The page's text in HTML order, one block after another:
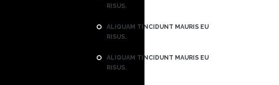
RISUS.
ALIQUAM TINCIDUNT MAURIS EU
RISUS.
ALIQUAM TINCIDUNT MAURIS EU
RISUS.